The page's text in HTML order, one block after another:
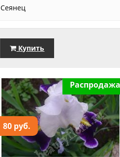
Сеянец
Купить
80 руб.
Распродажа